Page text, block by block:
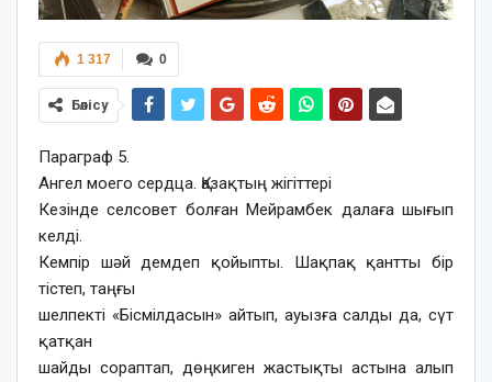
0
1 317
Бөлісу
Параграф 5.
Ангел моего сердца. Қазақтың жігіттері
Кезінде селсовет болған Мейрамбек далаға шығып
келді.
Кемпір шәй демдеп қойыпты. Шақпақ қантты бір
тістеп, таңғы
шелпекті «Бісмілдасын» айтып, ауызға салды да, сүт
қатқан
шайды сораптап, дөңкиген жастықты астына алып